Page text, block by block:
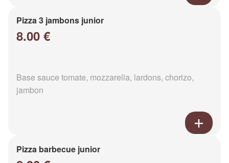
Pizza 3 jambons junior
8.00 €
Base sauce tomate, mozzarella, lardons, chorizo,
jambon
Pizza barbecue junior